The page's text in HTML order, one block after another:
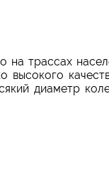
трассах
диаметр